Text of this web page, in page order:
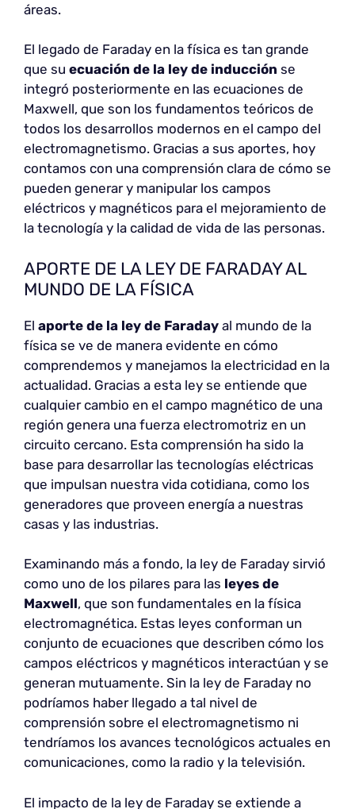
áreas.
El legado de Faraday en la física es tan grande
que su ecuación de la ley de inducción se
integró posteriormente en las ecuaciones de
Maxwell, que son los fundamentos teóricos de
todos los desarrollos modernos en el campo del
electromagnetismo. Gracias a sus aportes, hoy
contamos con una comprensión clara de cómo se
pueden generar y manipular los campos
eléctricos y magnéticos para el mejoramiento de
la tecnología y la calidad de vida de las personas.
APORTE DE LA LEY DE FARADAY AL
MUNDO DE LA FÍSICA
El aporte de la ley de Faraday al mundo de la
física se ve de manera evidente en cómo
comprendemos y manejamos la electricidad en la
actualidad. Gracias a esta ley se entiende que
cualquier cambio en el campo magnético de una
región genera una fuerza electromotriz en un
circuito cercano. Esta comprensión ha sido la
base para desarrollar las tecnologías eléctricas
que impulsan nuestra vida cotidiana, como los
generadores que proveen energía a nuestras
casas y las industrias.
Examinando más a fondo, la ley de Faraday sirvió
como uno de los pilares para las leyes de
Maxwell, que son fundamentales en la física
electromagnética. Estas leyes conforman un
conjunto de ecuaciones que describen cómo los
campos eléctricos y magnéticos interactúan y se
generan mutuamente. Sin la ley de Faraday no
podríamos haber llegado a tal nivel de
comprensión sobre el electromagnetismo ni
tendríamos los avances tecnológicos actuales en
comunicaciones, como la radio y la televisión.
El impacto de la ley de Faraday se extiende a